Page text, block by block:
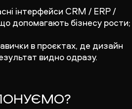
інтерфейси CRM / ERP /
допомагають бізнесу рости;
в проєктах, де дизайн
видно одразу.